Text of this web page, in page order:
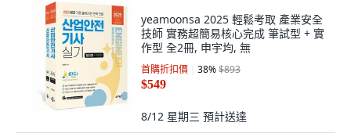
yeamoonsa 2025 輕鬆考取 產業安全
技師 實務超簡易核心完成 筆試型 + 實
作型 全2冊, 申宇均, 無
首購折扣價 38%$893
$549
8/12 星期三 預計送達